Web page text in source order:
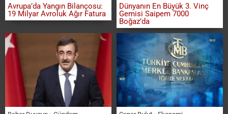
Avrupa’da Yangın Bilançosu:
19 Milyar Avroluk Ağır Fatura
Dünyanın En Büyük 3. Vinç
Gemisi Saipem 7000
Boğaz’da